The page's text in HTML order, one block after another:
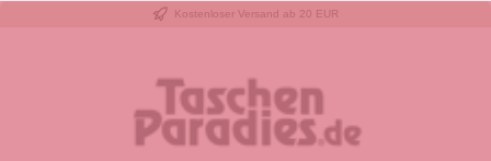
Kostenloser Versand ab 20 EUR